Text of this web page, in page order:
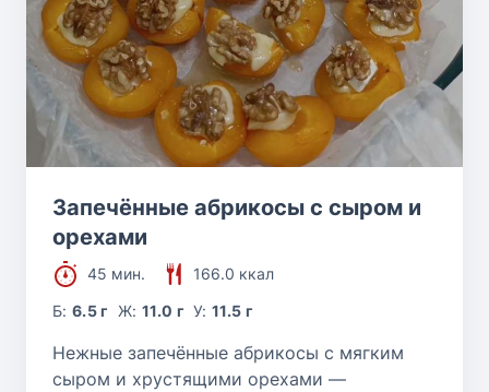
Запечённые абрикосы с сыром и
орехами
45 мин.
166.0 ккал
Б:6.5 г Ж: 11.0 г У:11.5 г
Нежные запечённые абрикосы с мягким
сыром и хрустящими орехами —